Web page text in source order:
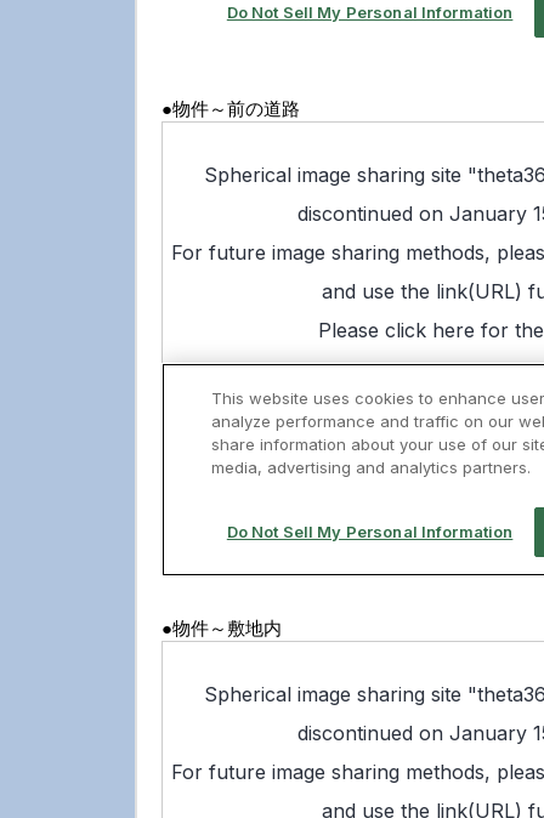
●物件～前の道路
●物件～敷地内